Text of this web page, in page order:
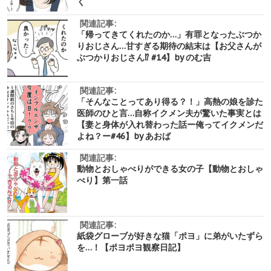
関連記事:
「帰ってきてくれたのか…」有罪となったぶつか
りおじさん…甘すぎる期待の結末は【お父さんが
ぶつかりおじさん⁉︎ #14】by のむ吉
関連記事:
「そんなことってあり得る？！」高熱の娘を診た
医師のひと言…自称イクメン夫が驚いた事実とは
【妻と身体が入れ替わった話ー俺ってイクメンだ
よね？ー#46】by あおば
関連記事:
動物とおしゃべりができる女の子【動物とおしゃ
べり】第一話
関連記事:
紙袋グローブが好きな猫「ポヨ」に弟がいたずら
を…！【ポヨポヨ観察日記】